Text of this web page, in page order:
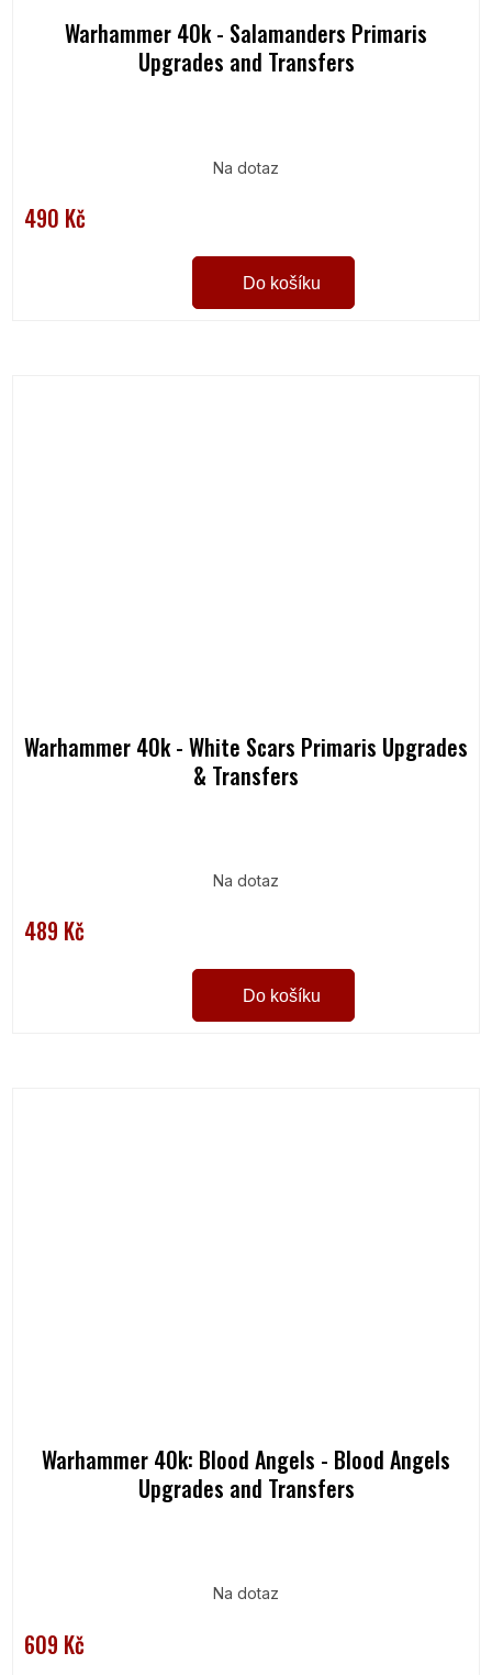
Warhammer 40k - Salamanders Primaris
Upgrades and Transfers
Na dotaz
490 Kč
Do košíku
Warhammer 40k - White Scars Primaris Upgrades
& Transfers
Na dotaz
489 Kč
Do košíku
Warhammer 40k: Blood Angels - Blood Angels
Upgrades and Transfers
Na dotaz
609 Kč